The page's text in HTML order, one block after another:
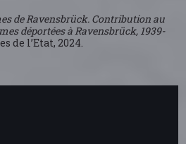
de Ravensbrück. Contribution au
déportées à Ravensbrück, 1939-
de l’Etat, 2024.